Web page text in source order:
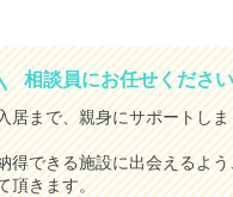
相談員にお任せくださ
居まで、親身にサポートしま
得できる施設に出会えるよう
頂きます。